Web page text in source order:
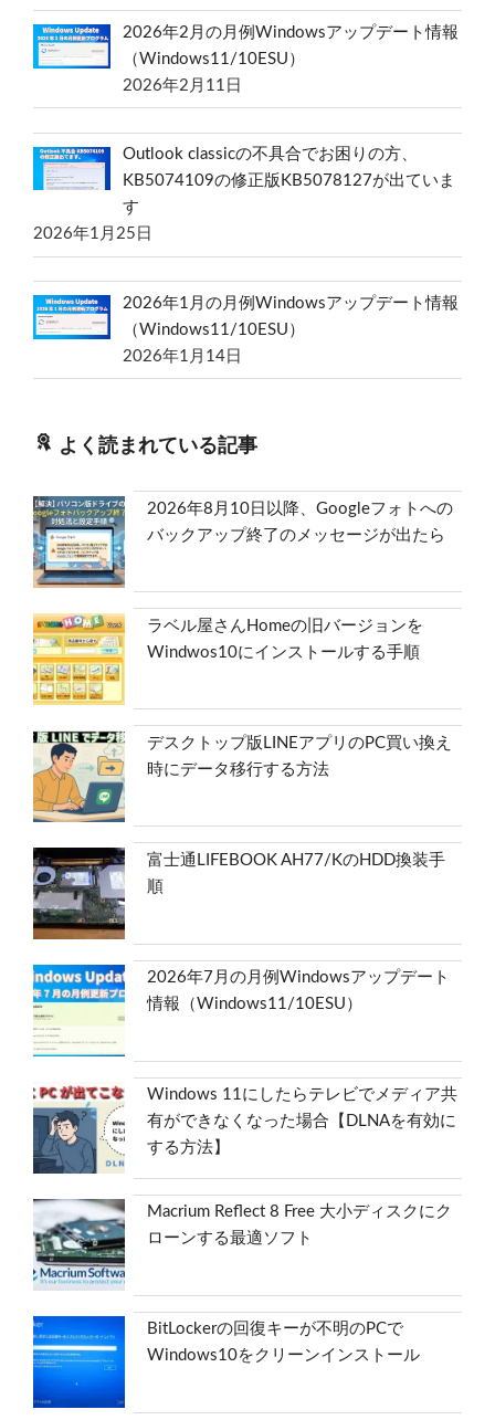
2026年2月の月例Windowsアップデート情報
（Windows11/10ESU）
2026年2月11日
Outlook classicの不具合でお困りの方、
KB5074109の修正版KB5078127が出ていま
す
2026年1月25日
2026年1月の月例Windowsアップデート情報
（Windows11/10ESU）
2026年1月14日
よく読まれている記事
2026年8月10日以降、Googleフォトへの
バックアップ終了のメッセージが出たら
ラベル屋さんHomeの旧バージョンを
Windwos10にインストールする手順
デスクトップ版LINEアプリのPC買い換え
時にデータ移行する方法
富士通LIFEBOOK AH77/KのHDD換装手
順
2026年7月の月例Windowsアップデート
情報（Windows11/10ESU）
Windows 11にしたらテレビでメディア共
有ができなくなった場合【DLNAを有効に
する方法】
Macrium Reflect 8 Free 大小ディスクにク
ローンする最適ソフト
BitLockerの回復キーが不明のPCで
Windows10をクリーンインストール